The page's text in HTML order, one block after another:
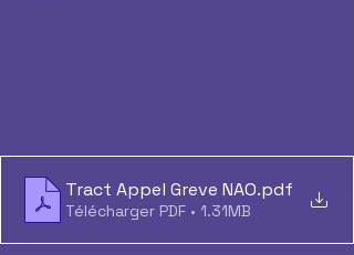
Tract Appel Greve NAO.pdf
Télécharger PDF • 1.31MB